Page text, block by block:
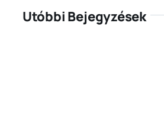
Utóbbi Bejegyzések